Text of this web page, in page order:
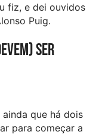
fiz, e dei ouvidos
Puig.
ser
que há dois
para começar a